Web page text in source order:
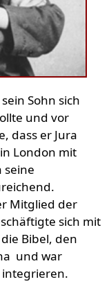
Sohn sich
und vor
dass er Jura
London mit
seine
Mitglied der
sich mit
Bibel, den
und war
integrieren.